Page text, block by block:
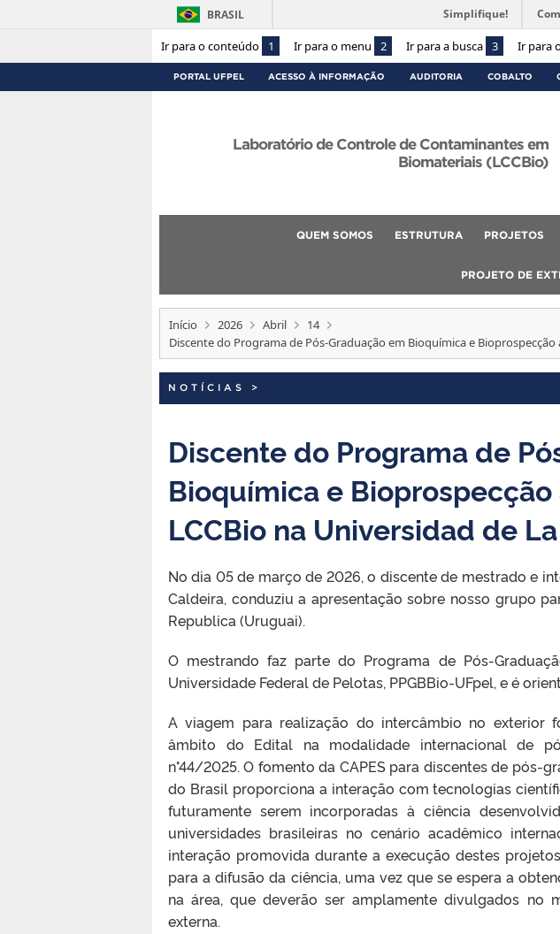
Ir para o conteúdo 1 Ir para o menu 2 Ir para a busca 3 Ir para
BRASIL Simplifique!
PORTAL UFPEL ACESSO À INFORMAÇÃO AUDITORIA COBALTO
Laboratório de Controle de Contaminantes em
Biomateriais (LCCBio)
QUEM SOMOS ESTRUTURA PROJETOS
PROJETO DE
Início 2026 Abril
14
Discente do Programa de Pós-Graduação em Bioquímica e
NOTÍCIAS >
Discente do Programa de
Bioquímica e
LCCBio na Universidad de
No dia 05 de março de 2026, o discente de mestrado e
Caldeira, conduziu a apresentação sobre nosso grupo
Republica (Uruguai).
O mestrando faz parte do Programa de Pós-
Universidade Federal de Pelotas, PPGBBio-UFpel, e é
A viagem para realização do intercâmbio no exterior
âmbito do Edital na modalidade internacional de
n°44/2025. O fomento da CAPES para discentes de pós-
do Brasil proporciona a interação com tecnologias
futuramente serem incorporadas à ciência
universidades brasileiras no cenário acadêmico
interação promovida durante a execução destes
para a difusão da ciência, uma vez que se espera a
na área, que deverão ser amplamente divulgados no
externa.